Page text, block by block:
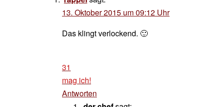
13. Oktober 2015 um 09:12 Uhr
Das klingt verlockend. 🙂
31
mag ich!
Antworten